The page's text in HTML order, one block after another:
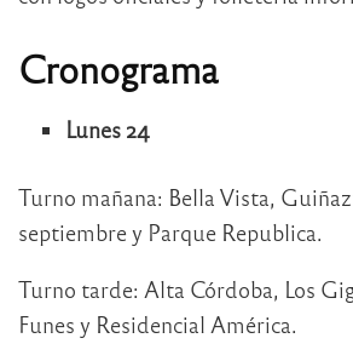
Cronograma
Lunes 24
Turno mañana: Bella Vista,
septiembre y Parque Republica.
Turno tarde: Alta Córdoba, Los
Funes y Residencial América.